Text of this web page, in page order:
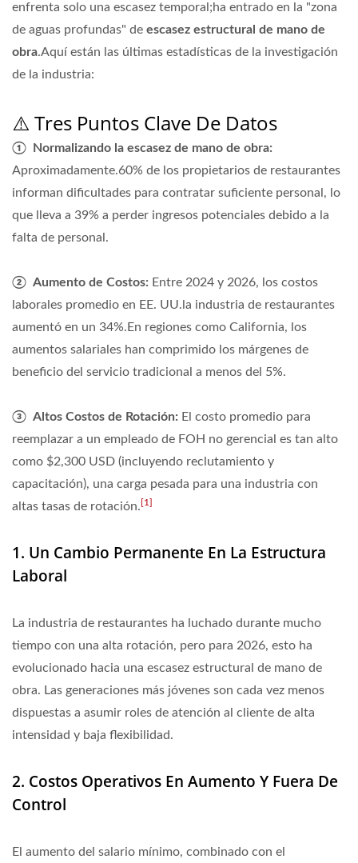
enfrenta solo una escasez temporal;ha entrado en la "zona
de aguas profundas" de escasez estructural de mano de
obra.Aquí están las últimas estadísticas de la investigación
de la industria:
⚠️ Tres Puntos Clave De Datos
① Normalizando la escasez de mano de obra:
Aproximadamente.60% de los propietarios de restaurantes
informan dificultades para contratar suficiente personal, lo
que lleva a 39% a perder ingresos potenciales debido a la
falta de personal.
② Aumento de Costos: Entre 2024 y 2026, los costos
laborales promedio en EE. UU.la industria de restaurantes
aumentó en un 34%.En regiones como California, los
aumentos salariales han comprimido los márgenes de
beneficio del servicio tradicional a menos del 5%.
③ Altos Costos de Rotación: El costo promedio para
reemplazar a un empleado de FOH no gerencial es tan alto
como $2,300 USD (incluyendo reclutamiento y
capacitación), una carga pesada para una industria con
altas tasas de rotación. [1]
1. Un Cambio Permanente En La Estructura
Laboral
La industria de restaurantes ha luchado durante mucho
tiempo con una alta rotación, pero para 2026, esto ha
evolucionado hacia una escasez estructural de mano de
obra. Las generaciones más jóvenes son cada vez menos
dispuestas a asumir roles de atención al cliente de alta
intensidad y baja flexibilidad.
2. Costos Operativos En Aumento Y Fuera De
Control
El aumento del salario mínimo, combinado con el